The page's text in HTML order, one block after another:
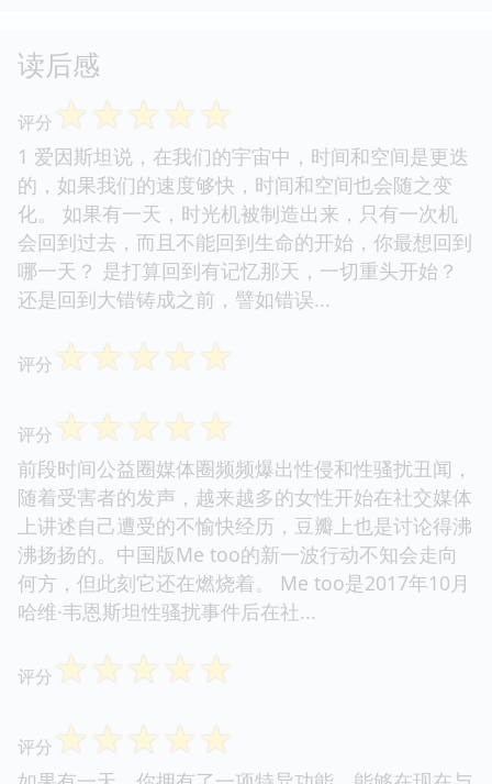
读后感
评分 ☆☆☆☆☆
1 爱因斯坦说，在我们的宇宙中，时间和空间是更迭
的，如果我们的速度够快，时间和空间也会随之变
化。 如果有一天，时光机被制造出来，只有一次机
会回到过去，而且不能回到生命的开始，你最想回到
哪一天？ 是打算回到有记忆那天，一切重头开始？
还是回到大错铸成之前，譬如错误...
评分 ☆☆☆☆☆
评分 ☆☆☆☆☆
前段时间公益圈媒体圈频频爆出性侵和性骚扰丑闻，
随着受害者的发声，越来越多的女性开始在社交媒体
上讲述自己遭受的不愉快经历，豆瓣上也是讨论得沸
沸扬扬的。中国版Me too的新一波行动不知会走向
何方，但此刻它还在燃烧着。 Me too是2017年10月
哈维·韦恩斯坦性骚扰事件后在社...
评分 ☆☆☆☆☆
评分 ☆☆☆☆☆